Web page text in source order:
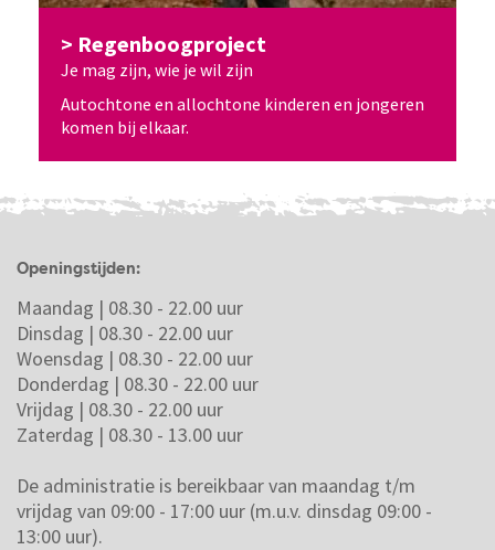
Regenboogproject
Je mag zijn, wie je wil zijn
Autochtone en allochtone kinderen en jongeren
komen bij elkaar.
Openingstijden:
Maandag | 08.30 - 22.00 uur
Dinsdag | 08.30 - 22.00 uur
Woensdag | 08.30 - 22.00 uur
Donderdag | 08.30 - 22.00 uur
Vrijdag | 08.30 - 22.00 uur
Zaterdag | 08.30 - 13.00 uur
De administratie is bereikbaar van maandag t/m
vrijdag van 09:00 - 17:00 uur (m.u.v. dinsdag 09:00 -
13:00 uur).